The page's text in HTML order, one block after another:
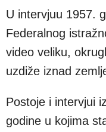
U intervjuu 1957.
Federalnog
video veliku,
uzdiže iznad
Postoje i intervjui
godine u kojima